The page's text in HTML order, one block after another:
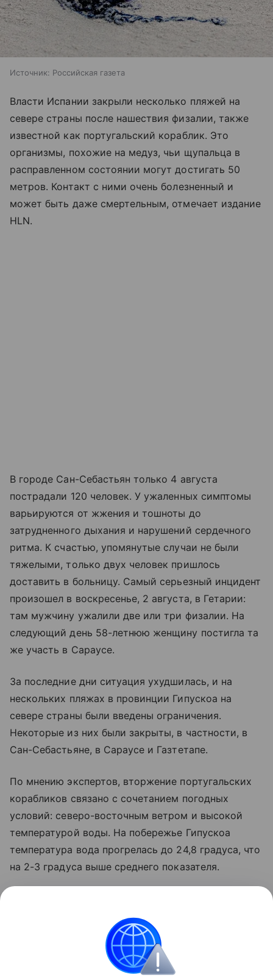
Источник: Российская газета
Власти Испании закрыли несколько пляжей на
севере страны после нашествия физалии, также
известной как португальский кораблик. Это
организмы, похожие на медуз, чьи щупальца в
расправленном состоянии могут достигать 50
метров. Контакт с ними очень болезненный и
может быть даже смертельным, отмечает издание
HLN.
В городе Сан-Себастьян только 4 августа
пострадали 120 человек. У ужаленных симптомы
варьируются от жжения и тошноты до
затрудненного дыхания и нарушений сердечного
ритма. К счастью, упомянутые случаи не были
тяжелыми, только двух человек пришлось
доставить в больницу. Самый серьезный инцидент
произошел в воскресенье, 2 августа, в Гетарии:
там мужчину ужалили две или три физалии. На
следующий день 58-летнюю женщину постигла та
же участь в Сараусе.
За последние дни ситуация ухудшилась, и на
нескольких пляжах в провинции Гипускоа на
севере страны были введены ограничения.
Некоторые из них были закрыты, в частности, в
Сан-Себастьяне, в Сараусе и Газтетапе.
По мнению экспертов, вторжение португальских
корабликов связано с сочетанием погодных
условий: северо-восточным ветром и высокой
температурой воды. На побережье Гипускоа
температура вода прогрелась до 24,8 градуса, что
на 2-3 градуса выше среднего показателя.
этой неделе после появления многочисленных
физалий на атлантическом побережье: несколько
пляжей были закрыты, в том числе в Бретани и